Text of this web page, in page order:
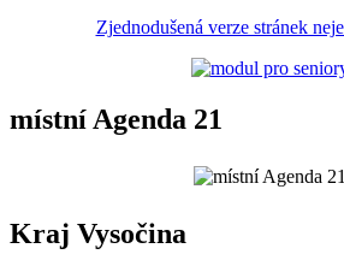
Zjednodušená verze stránek
místní Agenda 21
Kraj Vysočina